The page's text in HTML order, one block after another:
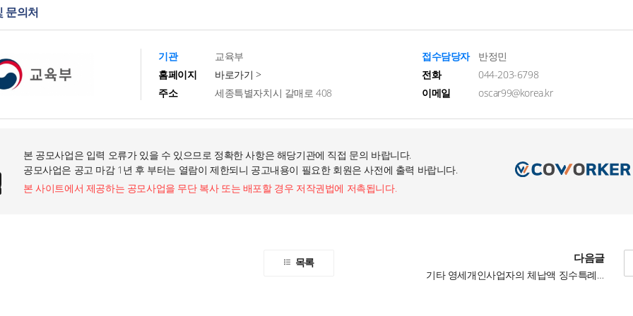
문의처
기관
교육부
홈페이지
바로가기 >
주소
세종특별자치시 갈매로 408
접수담당자
반정민
전화
044-203-6798
이메일
oscar99@korea.kr
본 공모사업은 입력 오류가 있을 수 있으므로 정확한 사항은 해당기관에 직접 문의 바랍니다.
공모사업은 공고 마감 1년 후 부터는 열람이 제한되니 공고내용이 필요한 회원은 사전에 출력 바랍니다.
본 사이트에서 제공하는 공모사업을 무단 복사 또는 배포할 경우 저작권법에 저촉됩니다.
다음글
기타 영세개인사업자의 체납액 징수특례 제도 안내
목록